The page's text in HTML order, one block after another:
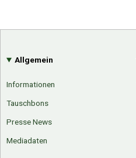
Allgemein
Informationen
Tauschbons
Presse News
Mediadaten